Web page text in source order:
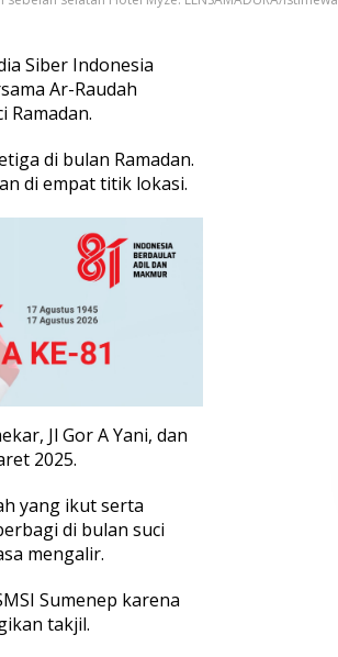
Siber Indonesia
Ar-Raudah
Ramadan.
di bulan Ramadan.
di empat titik lokasi.
Jl Gor A Yani, dan
2025.
yang ikut serta
di bulan suci
mengalir.
Sumenep karena
takjil.